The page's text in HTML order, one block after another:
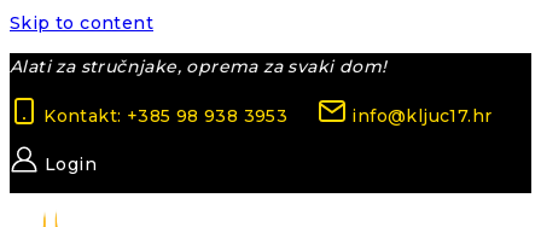
Skip to content
Alati za stručnjake, oprema za svaki dom!
Kontakt: +385 98 938 3953 info@kljuc17.hr
Login